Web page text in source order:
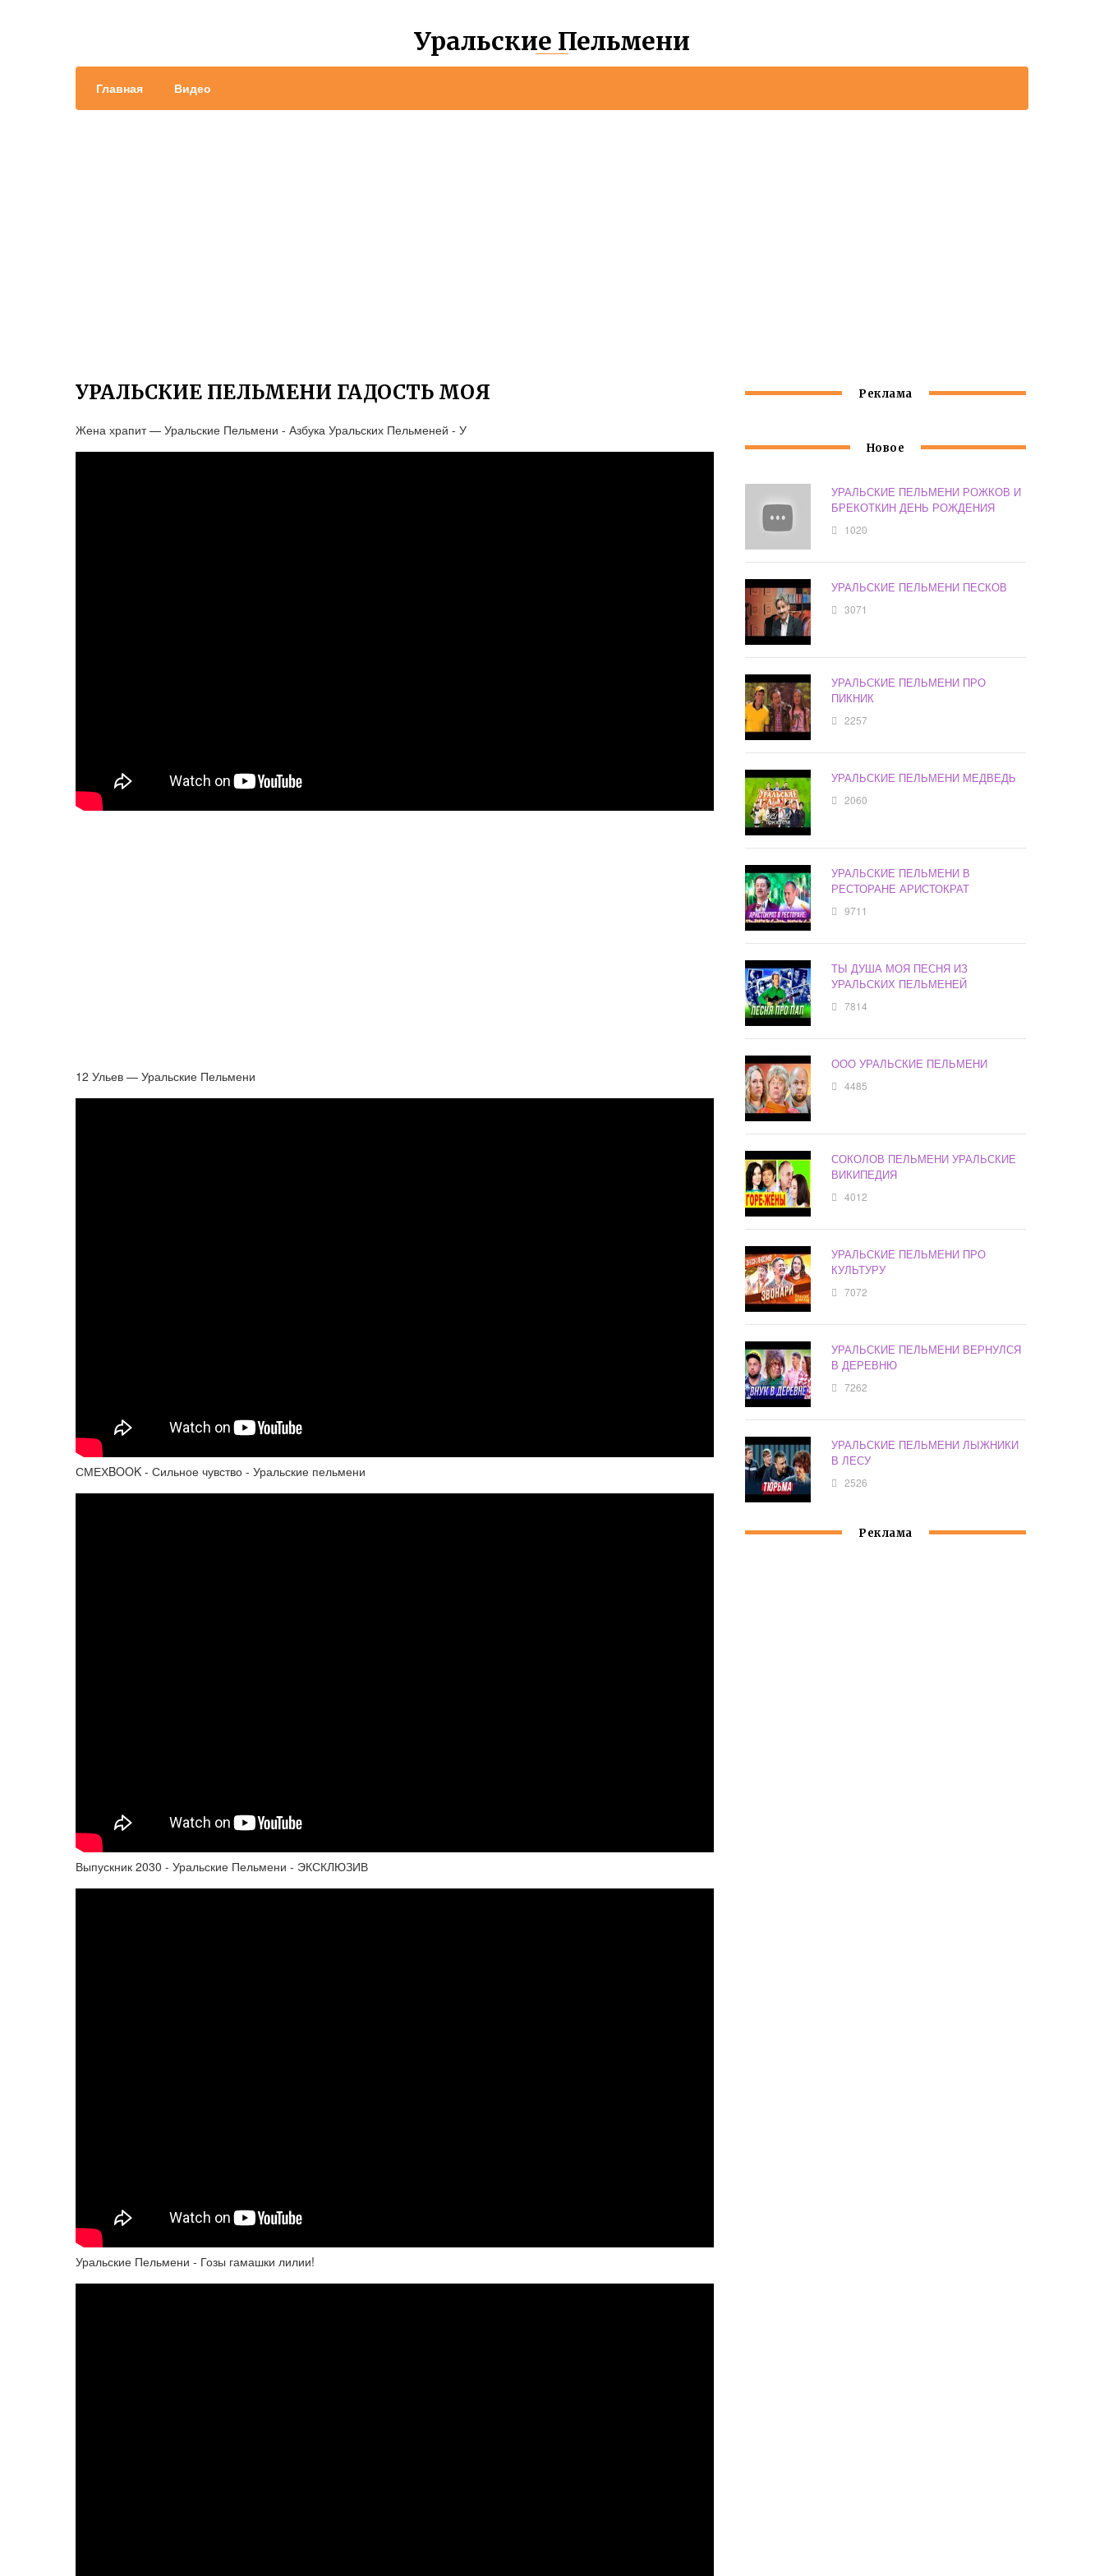
Уральские Пельмени
Главная Видео
УРАЛЬСКИЕ ПЕЛЬМЕНИ ГАДОСТЬ МОЯ
Жена храпит — Уральские Пельмени - Азбука Уральских Пельменей - У
12 Ульев — Уральские Пельмени
СМЕХBOOK - Сильное чувство - Уральские пельмени
Выпускник 2030 - Уральские Пельмени - ЭКСКЛЮЗИВ
Уральские Пельмени - Гозы гамашки лилии!
Реклама
Новое
УРАЛЬСКИЕ ПЕЛЬМЕНИ РОЖКОВ И
БРЕКОТКИН ДЕНЬ РОЖДЕНИЯ
1020
УРАЛЬСКИЕ ПЕЛЬМЕНИ ПЕСКОВ
3071
УРАЛЬСКИЕ ПЕЛЬМЕНИ ПРО
ПИКНИК
2257
УРАЛЬСКИЕ ПЕЛЬМЕНИ МЕДВЕДЬ
2060
УРАЛЬСКИЕ ПЕЛЬМЕНИ В
РЕСТОРАНЕ АРИСТОКРАТ
9711
ТЫ ДУША МОЯ ПЕСНЯ ИЗ
УРАЛЬСКИХ ПЕЛЬМЕНЕЙ
7814
ООО УРАЛЬСКИЕ ПЕЛЬМЕНИ
4485
СОКОЛОВ ПЕЛЬМЕНИ УРАЛЬСКИЕ
ВИКИПЕДИЯ
4012
УРАЛЬСКИЕ ПЕЛЬМЕНИ ПРО
КУЛЬТУРУ
7072
УРАЛЬСКИЕ ПЕЛЬМЕНИ ВЕРНУЛСЯ
В ДЕРЕВНЮ
7262
УРАЛЬСКИЕ ПЕЛЬМЕНИ ЛЫЖНИКИ
В ЛЕСУ
2526
Реклама